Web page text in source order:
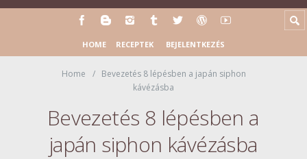
HOME RECEPTEK BEJELENTKEZÉS
Home
Bevezetés 8 lépésben a japán siphon
kávézásba
Bevezetés 8 lépésben a
japán siphon kávézásba